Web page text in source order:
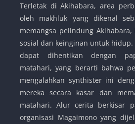
Terletak di Akihabara, area
oleh makhluk yang dikenal
memangsa pelindung
sosial dan keinginan untuk
dapat dihentikan dengan
matahari, yang berarti bahwa
mengalahkan synthister ini
mereka secara kasar dan
matahari. Alur cerita berkisar
organisasi Magaimono yang